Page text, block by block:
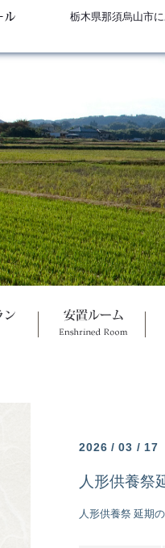
栃木県那須烏山市
2026 / 03 / 17